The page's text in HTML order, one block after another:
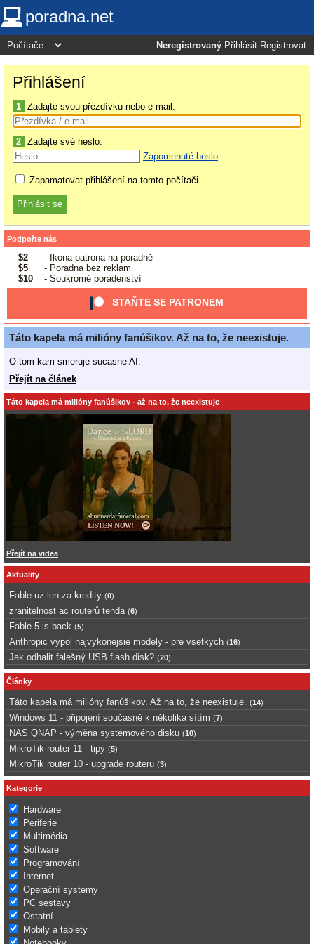
poradna.net
Neregistrovaný Přihlásit Registrovat
Přihlášení
1 Zadajte svou přezdívku nebo e-mail:
2 Zadajte své heslo:
Zapomenuté heslo
Zapamatovat přihlášení na tomto počítači
Podpořte nás
$2
- Ikona patrona na poradně
$5
- Poradna bez reklam
$10
- Soukromé poradenství
STAŇTE SE PATRONEM
Táto kapela má milióny fanúšikov. Až na to, že neexistuje.
O tom kam smeruje sucasne AI.
Přejít na článek
Táto kapela má milióny fanúšikov - až na to, že neexistuje
Přejít na videa
Aktuality
Fable uz len za kredity (0)
zranitelnost ac routerů tenda (6)
Fable 5 is back (5)
Anthropic vypol najvykonejsie modely - pre vsetkych (16)
Jak odhalit falešný USB flash disk? (20)
Články
Táto kapela má milióny fanúšikov. Až na to, že neexistuje. (14)
Windows 11 - připojení současně k několika sítím (7)
NAS QNAP - výměna systémového disku (10)
MikroTik router 11 - tipy (5)
MikroTik router 10 - upgrade routeru (3)
Kategorie
Hardware
Periferie
Multimédia
Software
Programování
Internet
Operační systémy
PC sestavy
Ostatní
Mobily a tablety